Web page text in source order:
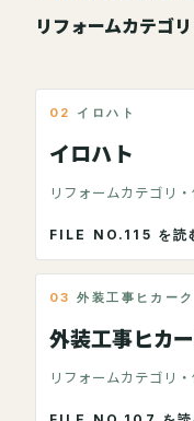
リフォームカテゴ
02 イロハト
イロハト
リフォームカテゴリ・
FILE NO.115 を読
03 外装工事ヒカーク
外装工事ヒカ
リフォームカテゴリ